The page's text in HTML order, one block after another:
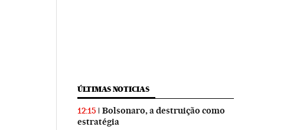
ÚLTIMAS NOTICIAS
12:15
Bolsonaro, a destruição como
estratégia